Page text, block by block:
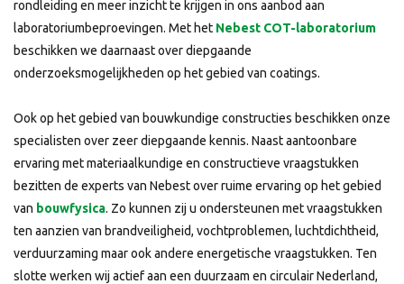
rondleiding en meer inzicht te krijgen in ons aanbod aan
laboratoriumbeproevingen. Met het Nebest COT-laboratorium
beschikken we daarnaast over diepgaande
onderzoeksmogelijkheden op het gebied van coatings.
Ook op het gebied van bouwkundige constructies beschikken onze
specialisten over zeer diepgaande kennis. Naast aantoonbare
ervaring met materiaalkundige en constructieve vraagstukken
bezitten de experts van Nebest over ruime ervaring op het gebied
van bouwfysica. Zo kunnen zij u ondersteunen met vraagstukken
ten aanzien van brandveiligheid, vochtproblemen, luchtdichtheid,
verduurzaming maar ook andere energetische vraagstukken. Ten
slotte werken wij actief aan een duurzaam en circulair Nederland,